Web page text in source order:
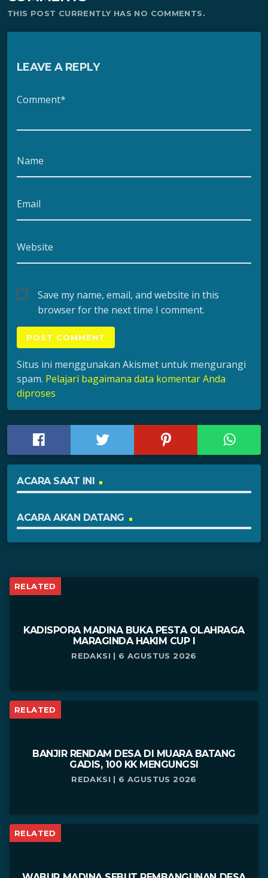
THIS POST CURRENTLY HAS NO COMMENTS.
LEAVE A REPLY
Comment*
Name
Email
Website
Save my name, email, and website in this
browser for the next time I comment.
Situs ini menggunakan Akismet untuk mengurangi
spam. Pelajari bagaimana data komentar Anda
diproses
ACARA SAAT INI
ACARA AKAN DATANG
RELATED
KADISPORA MADINA BUKA PESTA OLAHRAGA
MARAGINDA HAKIM CUP I
REDAKSI | 6 AGUSTUS 2026
RELATED
BANJIR RENDAM DESA DI MUARA BATANG
GADIS, 100 KK MENGUNGSI
REDAKSI | 6 AGUSTUS 2026
RELATED